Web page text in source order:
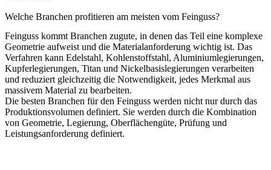
Welche Branchen profitieren am meisten vom Feinguss?
Feinguss kommt Branchen zugute, in denen das Teil eine komplexe
Geometrie aufweist und die Materialanforderung wichtig ist. Das
Verfahren kann Edelstahl, Kohlenstoffstahl, Aluminiumlegierungen,
Kupferlegierungen, Titan und Nickelbasislegierungen verarbeiten
und reduziert gleichzeitig die Notwendigkeit, jedes Merkmal aus
massivem Material zu bearbeiten.
Die besten Branchen für den Feinguss werden nicht nur durch das
Produktionsvolumen definiert. Sie werden durch die Kombination
von Geometrie, Legierung, Oberflächengüte, Prüfung und
Leistungsanforderung definiert.